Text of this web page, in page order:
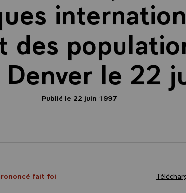
des
le 22
Publié le 22 juin 1997
fait foi